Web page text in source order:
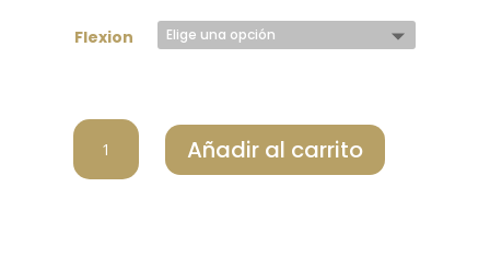
Flexion
MIZUNO
HIERROS
Añadir al carrito